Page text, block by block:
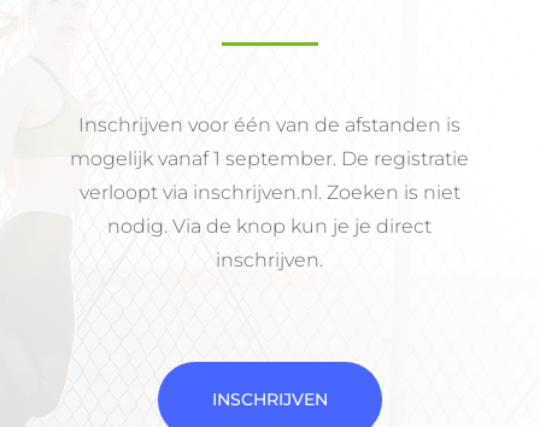
Inschrijven voor één van de afstanden is
mogelijk vanaf 1 september. De registratie
verloopt via inschrijven.nl. Zoeken is niet
nodig. Via de knop kun je je direct
inschrijven.
INSCHRIJVEN